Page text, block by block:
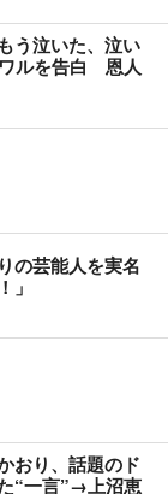
う泣いた、泣い
ルを告白 恩人
の芸能人を実名
」
おり、話題のド
“一言”→上沼恵